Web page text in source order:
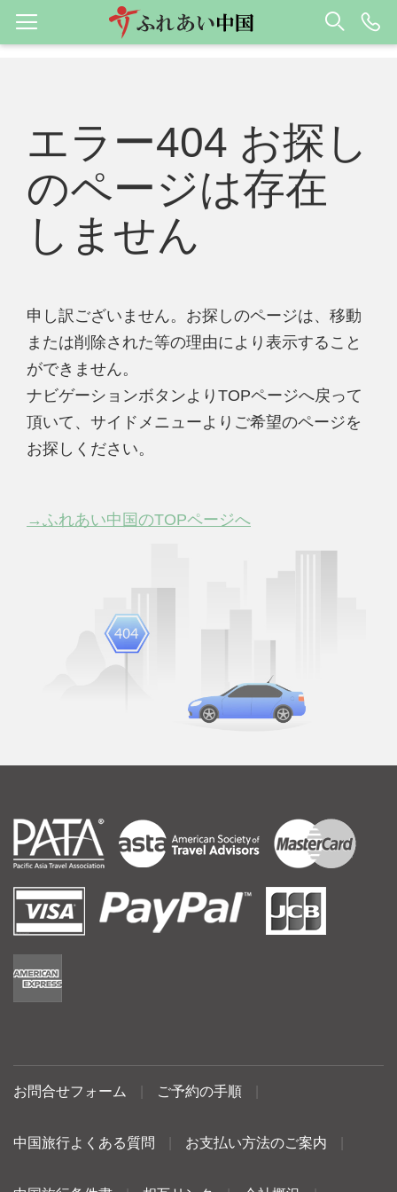
エラー404 お探し
のページは存在
しません
申し訳ございません。お探しのページは、移動
または削除された等の理由により表示すること
ができません。
ナビゲーションボタンよりTOPページへ戻って
頂いて、サイドメニューよりご希望のページを
お探しください。
→ふれあい中国のTOPページへ
お問合せフォーム ご予約の手順
中国旅行よくある質問 お支払い方法のご案内